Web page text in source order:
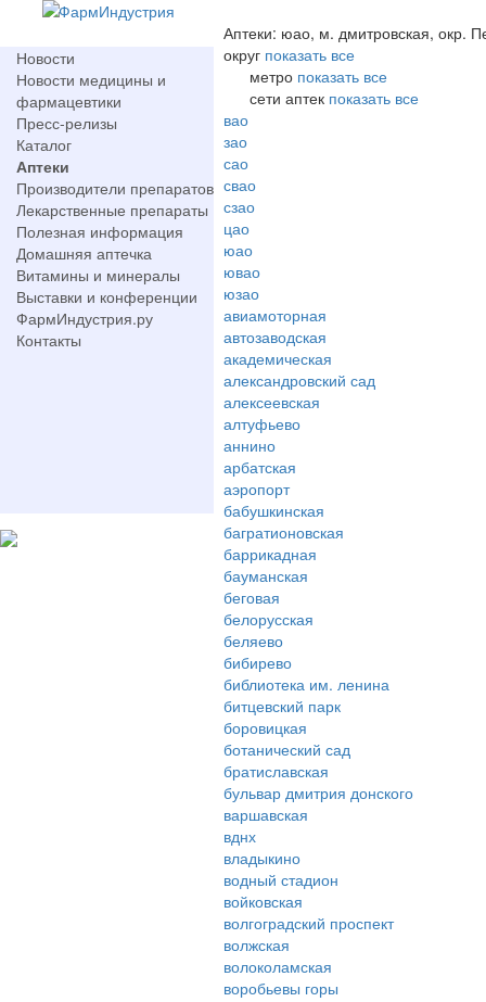
Новости
Новости медицины и
фармацевтики
Пресс-релизы
Каталог
Аптеки
Производители препаратов
Лекарственные препараты
Полезная информация
Домашняя аптечка
Витамины и минералы
Выставки и конференции
ФармИндустрия.ру
Контакты
Аптеки: юао, м. дмитровская, окр.
округ показать все
метро показать все
сети аптек показать все
вао
зао
сао
свао
сзао
цао
юао
ювао
юзао
авиамоторная
автозаводская
академическая
александровский сад
алексеевская
алтуфьево
аннино
арбатская
аэропорт
бабушкинская
багратионовская
баррикадная
бауманская
беговая
белорусская
беляево
бибирево
библиотека им. ленина
битцевский парк
боровицкая
ботанический сад
братиславская
бульвар дмитрия донского
варшавская
вднх
владыкино
водный стадион
войковская
волгоградский проспект
волжская
волоколамская
воробьевы горы